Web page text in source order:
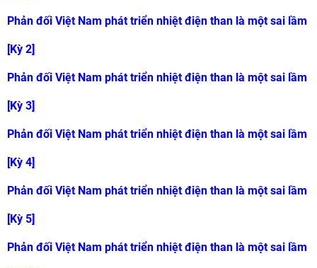
Phản đối Việt Nam phát triển nhiệt điện than là một sai lầm
[Kỳ 2]
Phản đối Việt Nam phát triển nhiệt điện than là một sai lầm
[Kỳ 3]
Phản đối Việt Nam phát triển nhiệt điện than là một sai lầm
[Kỳ 4]
Phản đối Việt Nam phát triển nhiệt điện than là một sai lầm
[Kỳ 5]
Phản đối Việt Nam phát triển nhiệt điện than là một sai lầm